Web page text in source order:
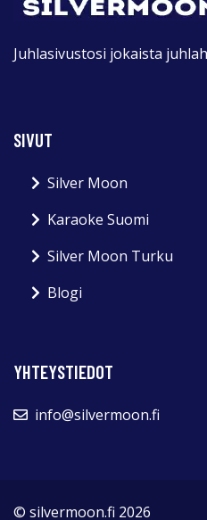
Juhlasivustosi jokaista
SIVUT
Silver Moon
Karaoke Suomi
Silver Moon Turku
Blogi
YHTEYSTIEDOT
info@silvermoon.fi
© silvermoon.fi 2026